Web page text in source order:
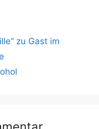
zu Gast im